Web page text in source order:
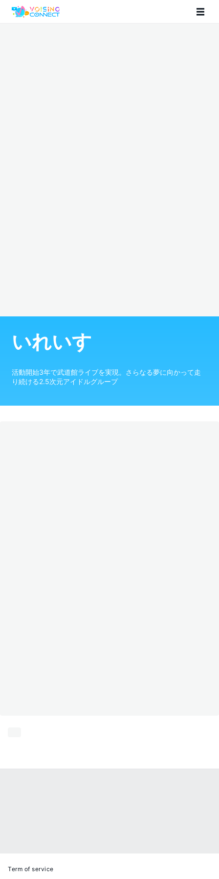
いれいす
活動開始3年で武道館ライブを実現。さらなる夢に向かって走
り続ける2.5次元アイドルグループ
Term of service